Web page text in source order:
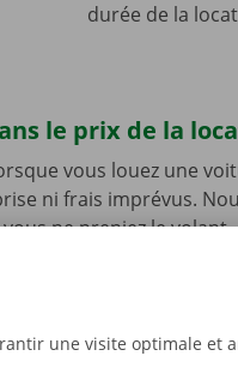
durée de la
le prix de la
vous louez une
ni frais imprévus.
ne preniez le
7.
une visite optimale et